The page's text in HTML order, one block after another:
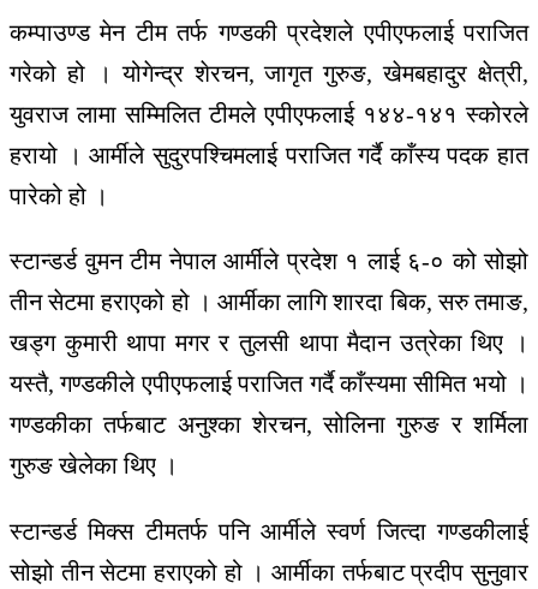
कम्पाउण्ड मेन टीम तर्फ गण्डकी प्रदेशले एपीएफलाई पराजित
गरेको हो । योगेन्द्र शेरचन, जागृत गुरुङ, खेमबहादुर क्षेत्री,
युवराज लामा सम्मिलित टीमले एपीएफलाई १४४-१४१ स्कोरले
हरायो । आर्मीले सुदुरपश्चिमलाई पराजित गर्दै काँस्य पदक हात
पारेको हो ।
स्टान्डर्ड वुमन टीम नेपाल आर्मीले प्रदेश १ लाई ६-० को सोझो
तीन सेटमा हराएको हो । आर्मीका लागि शारदा बिक, सरु तमाङ,
खड्ग कुमारी थापा मगर र तुलसी थापा मैदान उत्रेका थिए ।
यस्तै, गण्डकीले एपीएफलाई पराजित गर्दै काँस्यमा सीमित भयो ।
गण्डकीका तर्फबाट अनुश्का शेरचन, सोलिना गुरुङ र शर्मिला
गुरुङ खेलेका थिए ।
स्टान्डर्ड मिक्स टीमतर्फ पनि आर्मीले स्वर्ण जित्दा गण्डकीलाई
सोझो तीन सेटमा हराएको हो । आर्मीका तर्फबाट प्रदीप सुनुवार